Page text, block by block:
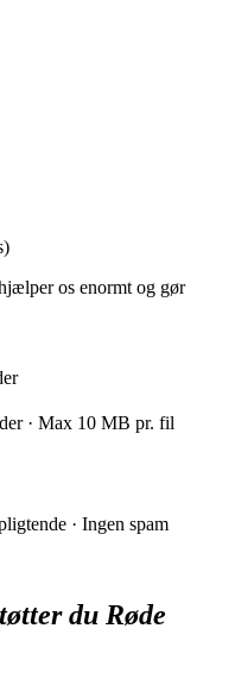
os enormt og gør
· Max 10 MB pr. fil
· Ingen spam
du Røde